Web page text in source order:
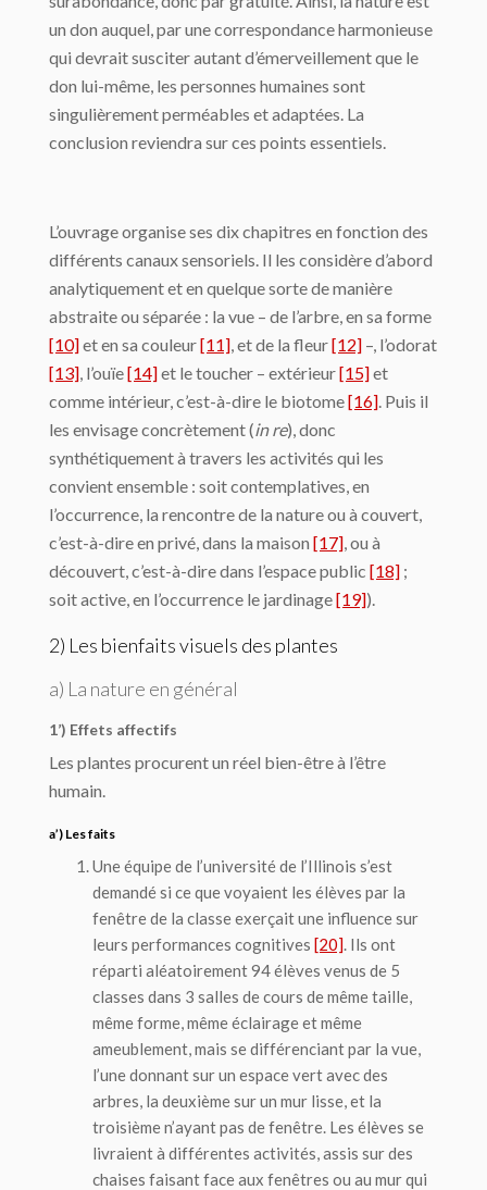
un don auquel, par une correspondance harmonieuse
qui devrait susciter autant d’émerveillement que le
don lui-même, les personnes humaines sont
singulièrement perméables et adaptées. La
conclusion reviendra sur ces points essentiels.
L’ouvrage organise ses dix chapitres en fonction des
différents canaux sensoriels. Il les considère d’abord
analytiquement et en quelque sorte de manière
abstraite ou séparée : la vue – de l’arbre, en sa forme
[10]et en sa couleur[11], et de la fleur[12] –, l’odorat
[13], l’ouïe[14]et le toucher – extérieur[15]et
comme intérieur, c’est-à-dire le biotome[16]. Puis il
les envisage concrètement (in re), donc
synthétiquement à travers les activités qui les
convient ensemble : soit contemplatives, en
l’occurrence, la rencontre de la nature ou à couvert,
c’est-à-dire en privé, dans la maison [17], ou à
découvert, c’est-à-dire dans l’espace public [18] ;
soit active, en l’occurrence le jardinage[19]).
2) Les bienfaits visuels des plantes
a) La nature en général
1’) Effets affectifs
Les plantes procurent un réel bien-être à l’être
humain.
a’) Les faits
Une équipe de l’université de l’Illinois s’est
demandé si ce que voyaient les élèves par la
fenêtre de la classe exerçait une influence sur
leurs performances cognitives [20]. Ils ont
réparti aléatoirement 94 élèves venus de 5
classes dans 3 salles de cours de même taille,
même forme, même éclairage et même
ameublement, mais se différenciant par la vue,
l’une donnant sur un espace vert avec des
arbres, la deuxième sur un mur lisse, et la
troisième n’ayant pas de fenêtre. Les élèves se
livraient à différentes activités, assis sur des
chaises faisant face aux fenêtres ou au mur qui